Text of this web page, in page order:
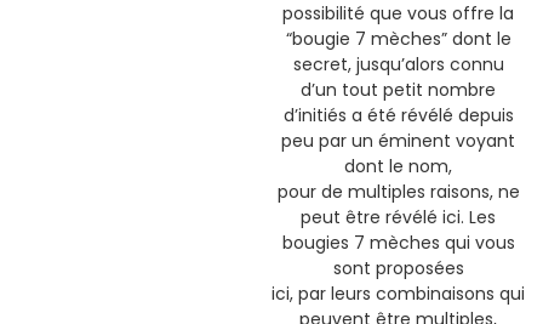
possibilité que vous offre la
“bougie 7 mèches” dont le
secret, jusqu’alors connu
d’un tout petit nombre
d’initiés a été révélé depuis
peu par un éminent voyant
dont le nom,
pour de multiples raisons, ne
peut être révélé ici. Les
bougies 7 mèches qui vous
sont proposées
ici, par leurs combinaisons qui
peuvent être multiples,